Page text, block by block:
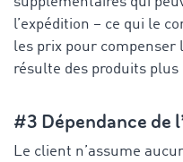
l’expédition – ce qui le
les prix pour compenser
résulte des produits
#3 Dépendance de
Le client n’assume